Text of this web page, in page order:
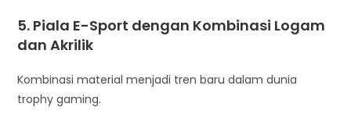
5. Piala E-Sport dengan Kombinasi Logam
dan Akrilik
Kombinasi material menjadi tren baru dalam dunia
trophy gaming.